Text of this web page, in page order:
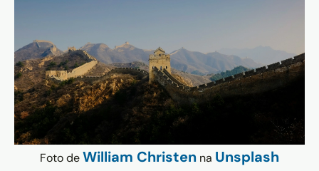
Foto deWilliam Christen na Unsplash